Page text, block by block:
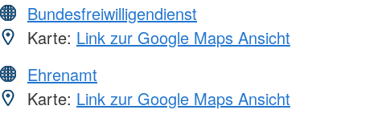
Bundesfreiwilligendienst
Karte: Link zur Google Maps Ansicht
Ehrenamt
Karte: Link zur Google Maps Ansicht